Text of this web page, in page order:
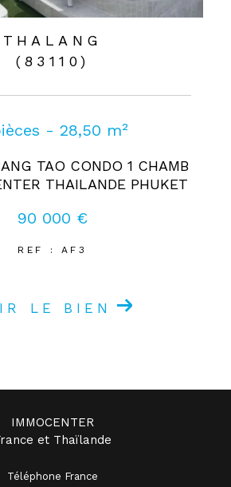
THALANG
(83110)
- 28,50 m²
TAO CONDO 1 CHAMB
THAILANDE PHUKET
90 000 €
REF : AF3
LE BIEN
IMMOCENTER
et Thaïlande
Téléphone France